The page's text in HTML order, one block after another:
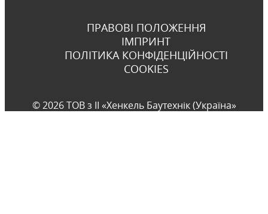
ПРАВОВІ ПОЛОЖЕННЯ
ІМПРИНТ
ПОЛІТИКА КОНФІДЕНЦІЙНОСТІ
COOKIES
© 2026 ТОВ з ІІ «Хенкель Баутехнік (Україна»